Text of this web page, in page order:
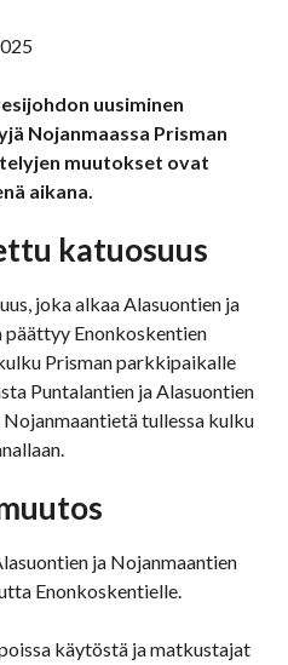
uusiminen
Nojanmaassa Prisman
muutokset ovat
aikana.
katuosuus
joka alkaa Alasuontien ja
Enonkoskentien
Prisman parkkipaikalle
Puntalantien ja Alasuontien
tullessa kulku
ja Nojanmaantien
Enonkoskentielle.
käytöstä ja matkustajat